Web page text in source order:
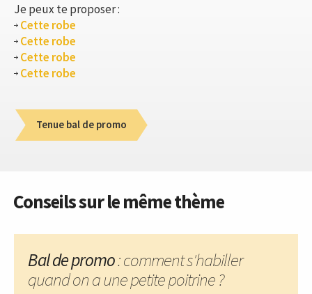
Je peux te proposer :
Cette robe
Cette robe
Cette robe
Cette robe
Tenue bal de promo
Conseils sur le même thème
Bal de promo: comment s'habiller
quand on a une petite poitrine ?